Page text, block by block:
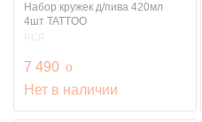
Набор кружек д/пива 420мл
4шт TATTOO
RCR
7 490 руб.
o
Нет в наличии